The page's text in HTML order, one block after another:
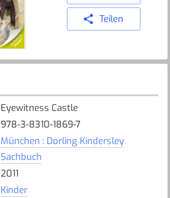
Teilen
Eyewitness Castle
978-3-8310-1869-7
München : Dorling Kindersley
Sachbuch
2011
Kinder